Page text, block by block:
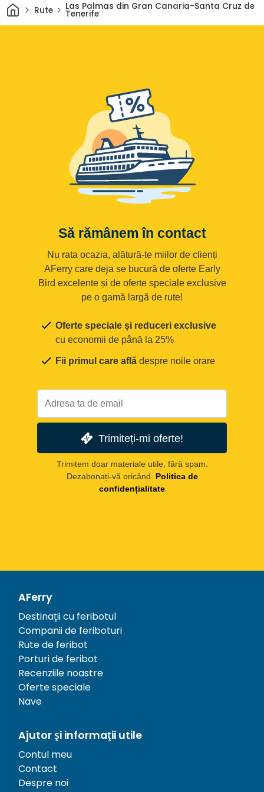
AcasăRute Las Palmas din Gran Canaria-Santa Cruz de
Tenerife
Să rămânem în contact
Nu rata ocazia, alătură-te miilor de clienți
AFerry care deja se bucură de oferte Early
Bird excelente și de oferte speciale exclusive
pe o gamă largă de rute!
Oferte speciale și reduceri exclusive
cu economii de până la 25%
Fii primul care află despre noile orare
Trimiteți-mi oferte!
Trimitem doar materiale utile, fără spam.
Dezabonați-vă oricând.
Politica de
confidențialitate
AFerry
Destinații cu feribotul
Companii de feriboturi
Rute de feribot
Porturi de feribot
Recenziile noastre
Oferte speciale
Nave
Ajutor și informații utile
Contul meu
Contact
Despre noi